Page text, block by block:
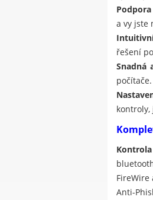
a vy jste
řešení
Snadná
počítače.
kontroly,
Anti-